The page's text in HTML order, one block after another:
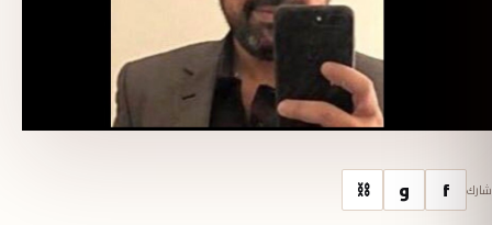
شارك f و ⛓